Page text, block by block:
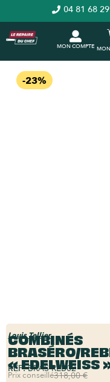
04 81 68
MON COMPTE
-23%
Louis Tellier
COMBINÉS
BRASÉRO/
« EDELWEISS
REF:BRAS-REB02
Prix conseillé318,00 €